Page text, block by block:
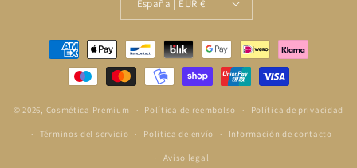
España | EUR €
Formas
© 2026, Cosmética Premium Política de reembolso Política de privacidad
Términos del servicio Política de envío Información de contacto
Aviso legal